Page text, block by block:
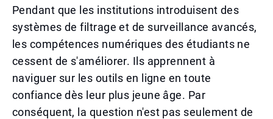
Pendant que les institutions introduisent des
systèmes de filtrage et de surveillance avancés,
les compétences numériques des étudiants ne
cessent de s'améliorer. Ils apprennent à
naviguer sur les outils en ligne en toute
confiance dès leur plus jeune âge. Par
conséquent, la question n'est pas seulement de